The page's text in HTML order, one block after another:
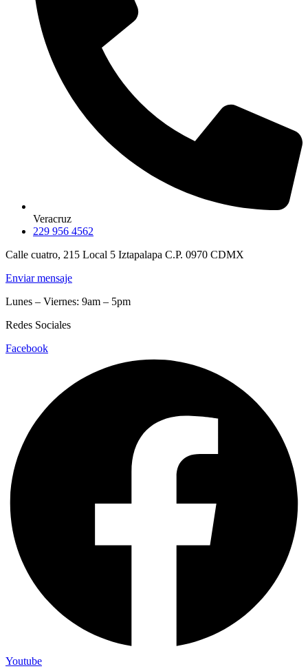
Veracruz
229 956 4562
Calle cuatro, 215 Local 5 Iztapalapa C.P. 0970 CDMX
Enviar mensaje
Lunes – Viernes: 9am – 5pm
Redes Sociales
Facebook
Youtube